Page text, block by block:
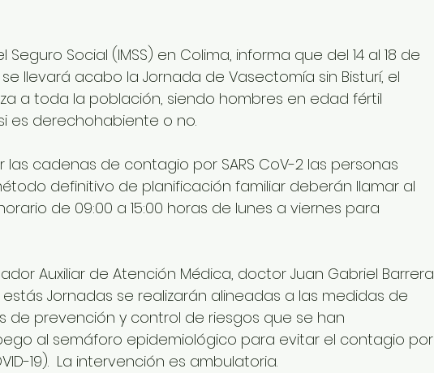
Seguro Social (IMSS) en Colima, informa que del 14 al 18 de
llevará acabo la Jornada de Vasectomía sin Bisturí, el
a toda la población, siendo hombres en edad fértil
es derechohabiente o no.
cadenas de contagio por SARS CoV-2 las personas
definitivo de planificación familiar deberán llamar al
horario de 09:00 a 15:00 horas de lunes a viernes para
Auxiliar de Atención Médica, doctor Juan Gabriel Barrera
Jornadas se realizarán alineadas a las medidas de
de prevención y control de riesgos que se han
al semáforo epidemiológico para evitar el contagio por
19).  La intervención es ambulatoria.